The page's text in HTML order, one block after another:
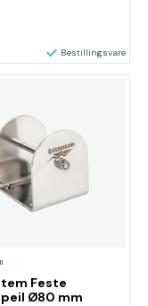
Bestillingsvare
Feste
Ø80 mm